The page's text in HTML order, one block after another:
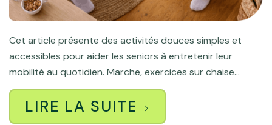
Cet article présente des activités douces simples et
accessibles pour aider les seniors à entretenir leur
mobilité au quotidien. Marche, exercices sur chaise...
LIRE LA SUITE